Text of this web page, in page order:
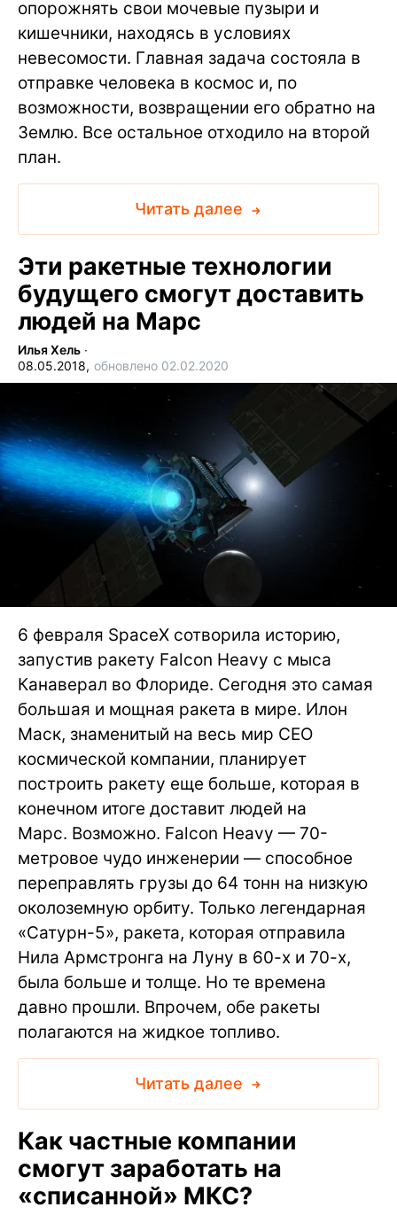
опорожнять свои мочевые пузыри и
кишечники, находясь в условиях
невесомости. Главная задача состояла в
отправке человека в космос и, по
возможности, возвращении его обратно на
Землю. Все остальное отходило на второй
план.
Читать далее
Эти ракетные технологии
будущего смогут доставить
людей на Марс
Илья Хель ∙
08.05.2018, обновлено 02.02.2020
6 февраля SpaceX сотворила историю,
запустив ракету Falcon Heavy с мыса
Канаверал во Флориде. Сегодня это самая
большая и мощная ракета в мире. Илон
Маск, знаменитый на весь мир CEO
космической компании, планирует
построить ракету еще больше, которая в
конечном итоге доставит людей на
Марс. Возможно. Falcon Heavy — 70-
метровое чудо инженерии — способное
переправлять грузы до 64 тонн на низкую
околоземную орбиту. Только легендарная
«Сатурн-5», ракета, которая отправила
Нила Армстронга на Луну в 60-х и 70-х,
была больше и толще. Но те времена
давно прошли. Впрочем, обе ракеты
полагаются на жидкое топливо.
Читать далее
Как частные компании
смогут заработать на
«списанной» МКС?